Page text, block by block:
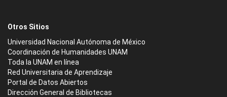
Otros Sitios
Universidad Nacional Autónoma de México
Coordinación de Humanidades UNAM
Toda la UNAM en línea
Red Universitaria de Aprendizaje
Portal de Datos Abiertos
Dirección General de Bibliotecas